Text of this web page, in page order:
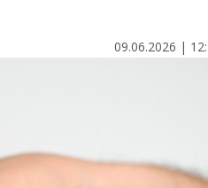
09.06.2026 |